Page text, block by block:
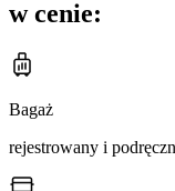
w cenie:
Bagaż
rejestrowany i